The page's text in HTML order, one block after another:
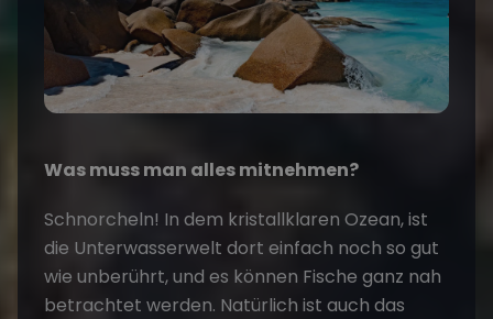
Was muss man alles mitnehmen?
Schnorcheln! In dem kristallklaren Ozean, ist
die Unterwasserwelt dort einfach noch so gut
wie unberührt, und es können Fische ganz nah
betrachtet werden. Natürlich ist auch das